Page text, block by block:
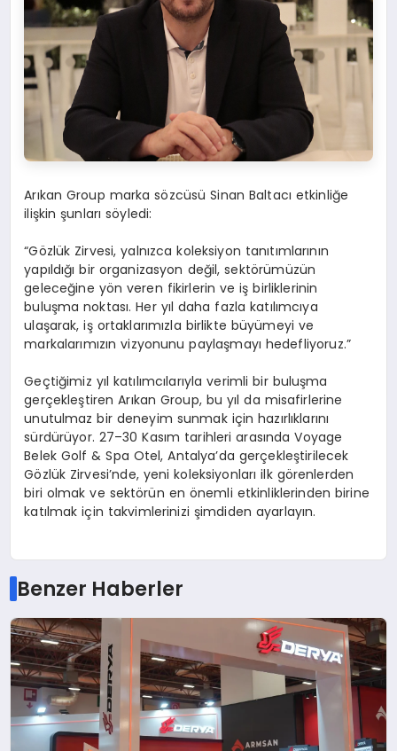
Arıkan Group marka sözcüsü Sinan Baltacı etkinliğe
ilişkin şunları söyledi:
“Gözlük Zirvesi, yalnızca koleksiyon tanıtımlarının
yapıldığı bir organizasyon değil, sektörümüzün
geleceğine yön veren fikirlerin ve iş birliklerinin
buluşma noktası. Her yıl daha fazla katılımcıya
ulaşarak, iş ortaklarımızla birlikte büyümeyi ve
markalarımızın vizyonunu paylaşmayı hedefliyoruz.”
Geçtiğimiz yıl katılımcılarıyla verimli bir buluşma
gerçekleştiren Arıkan Group, bu yıl da misafirlerine
unutulmaz bir deneyim sunmak için hazırlıklarını
sürdürüyor. 27–30 Kasım tarihleri arasında Voyage
Belek Golf & Spa Otel, Antalya’da gerçekleştirilecek
Gözlük Zirvesi’nde, yeni koleksiyonları ilk görenlerden
biri olmak ve sektörün en önemli etkinliklerinden birine
katılmak için takvimlerinizi şimdiden ayarlayın.
Benzer Haberler